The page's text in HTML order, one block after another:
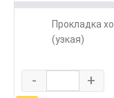
Прокладка
(узкая)
- +